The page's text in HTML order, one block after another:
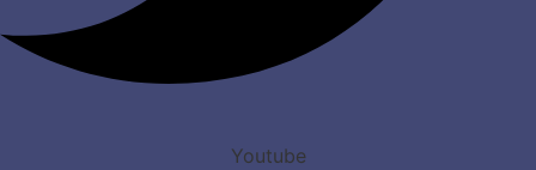
Youtube